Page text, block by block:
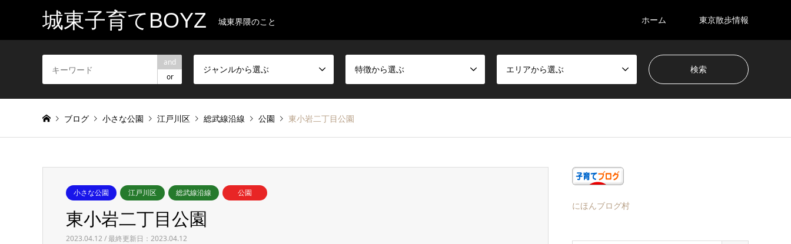
城東子育てBOYZ 城東界隈のこと ホーム 東京散歩情報
and
or
ジャンルから選ぶ 特徴から選ぶ エリアから選ぶ
ブログ 小さな公園 江戸川区 総武線沿線 公園 東小岩二丁目公園
小さな公園 江戸川区 総武線沿線 公園
東小岩二丁目公園
2023.04.12 / 最終更新日：2023.04.12
にほんブログ村